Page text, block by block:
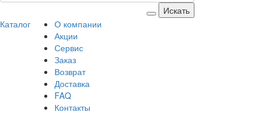
Искать
Каталог
О компании
Акции
Сервис
Заказ
Возврат
Доставка
FAQ
Контакты